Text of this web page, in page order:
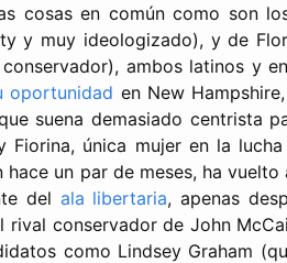
cosas en común como son
y muy ideologizado), y de
ambos latinos y
oportunidad en New
suena demasiado centrista
Fiorina, única mujer en la
un par de meses, ha
del ala libertaria, apenas
rival conservador de John
como Lindsey Graham